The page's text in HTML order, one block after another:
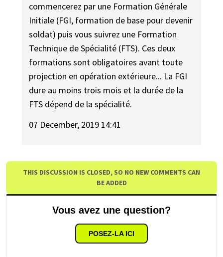
commencerez par une Formation Générale
Initiale (FGI, formation de base pour devenir
soldat) puis vous suivrez une Formation
Technique de Spécialité (FTS). Ces deux
formations sont obligatoires avant toute
projection en opération extérieure... La FGI
dure au moins trois mois et la durée de la
FTS dépend de la spécialité.
07 December, 2019 14:41
THIS DISCUSSION IS CLOSED, SO NO NEW COMMENTS CAN
BE ADDED
Vous avez une question?
POSEZ-LA ICI